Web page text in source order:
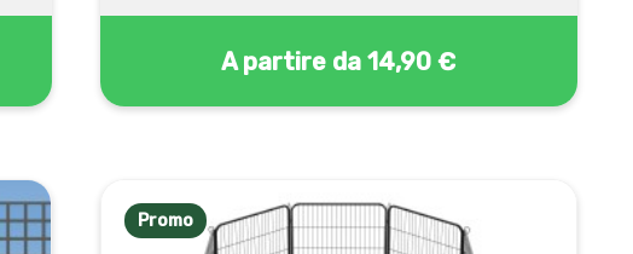
A partire da 14,90 €
Promo